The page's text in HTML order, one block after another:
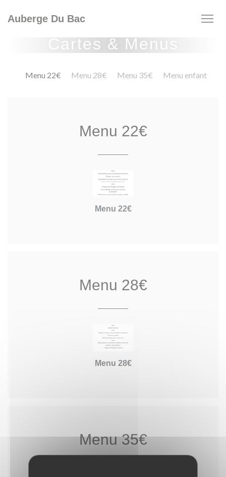
Auberge Du Bac
Cartes & Menus
Menu 22€ Menu 28€ Menu 35€ Menu enfant
Menu 22€
Menu 22€
Menu 28€
Menu 28€
Menu 35€